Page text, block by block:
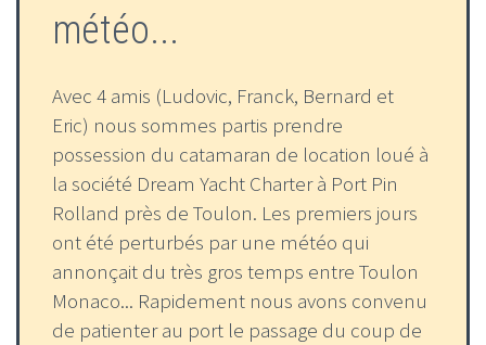
météo...
Avec 4 amis (Ludovic, Franck, Bernard et
Eric) nous sommes partis prendre
possession du catamaran de location loué à
la société Dream Yacht Charter à Port Pin
Rolland près de Toulon. Les premiers jours
ont été perturbés par une météo qui
annonçait du très gros temps entre Toulon
Monaco... Rapidement nous avons convenu
de patienter au port le passage du coup de